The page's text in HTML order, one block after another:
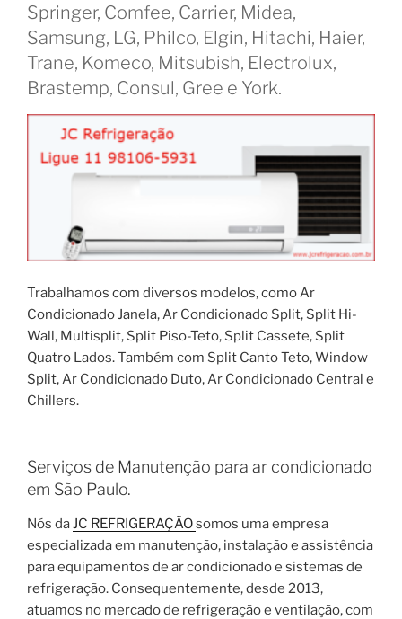
Springer, Comfee, Carrier, Midea,
Samsung, LG, Philco, Elgin, Hitachi, Haier,
Trane, Komeco, Mitsubish, Electrolux,
Brastemp, Consul, Gree e York.
Trabalhamos com diversos modelos, como Ar
Condicionado Janela, Ar Condicionado Split, Split Hi-
Wall, Multisplit, Split Piso-Teto, Split Cassete, Split
Quatro Lados. Também com Split Canto Teto, Window
Split, Ar Condicionado Duto, Ar Condicionado Central e
Chillers.
Serviços de Manutenção para ar condicionado
em São Paulo.
Nós daJC REFRIGERAÇÃOsomos uma empresa
especializada em manutenção, instalação e assistência
para equipamentos de ar condicionado e sistemas de
refrigeração. Consequentemente, desde 2013,
atuamos no mercado de refrigeração e ventilação, com